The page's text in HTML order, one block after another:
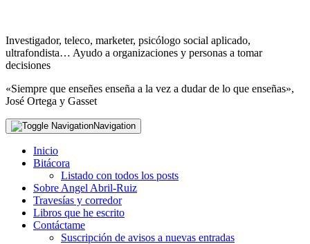
Investigador, teleco, marketer, psicólogo social aplicado,
ultrafondista… Ayudo a organizaciones y personas a tomar
decisiones
«Siempre que enseñes enseña a la vez a dudar de lo que enseñas»,
José Ortega y Gasset
Navigation
Inicio
Bitácora
Listado con todos los posts
Sobre Angel Abril-Ruiz
Travesías y corredor
Libros que he escrito
Contáctame
Suscripción de avisos a nuevas entradas